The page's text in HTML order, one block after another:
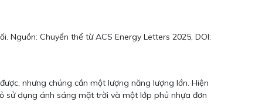
Chuyển thể từ ACS Energy Letters 2025, DOI:
nhưng chúng cần một lượng năng lượng lớn. Hiện
sử dụng ánh sáng mặt trời và một lớp phủ nhựa đơn